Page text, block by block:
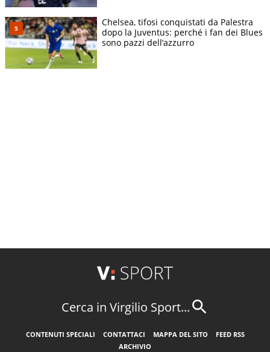
Chelsea, tifosi conquistati da Palestra
dopo la Juventus: perché i fan dei Blues
sono pazzi dell’azzurro
Cerca in Virgilio Sport...
CONTENUTI SPECIALI CONTATTACI MAPPA DEL SITO
FEED RSS
ARCHIVIO